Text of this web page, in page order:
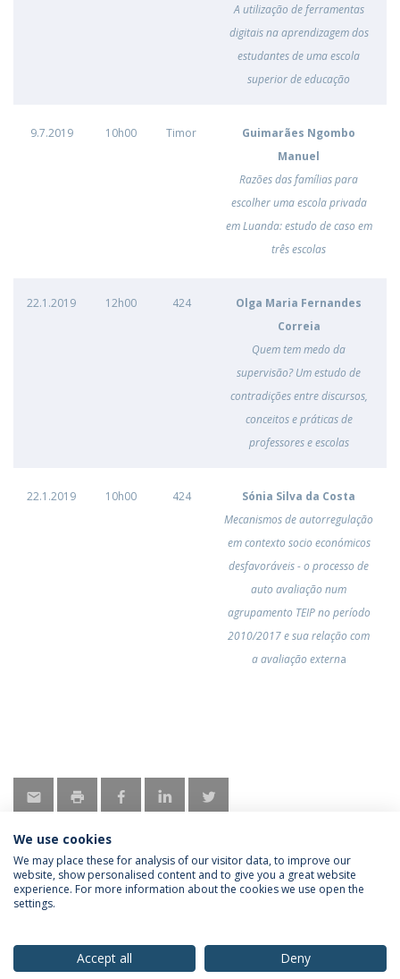
A utilização de ferramentas
digitais na aprendizagem dos
estudantes de uma escola
superior de educação
9.7.2019 10h00 Timor
Guimarães Ngombo
Manuel
Razões das famílias para
escolher uma escola privada
em Luanda: estudo de caso em
três escolas
22.1.2019 12h00 424
Olga Maria Fernandes
Correia
Quem tem medo da
supervisão? Um estudo de
contradições entre discursos,
conceitos e práticas de
professores e escolas
22.1.2019 10h00 424
Sónia Silva da Costa
Mecanismos de autorregulação
em contexto socio económicos
desfavoráveis - o processo de
auto avaliação num
agrupamento TEIP no período
2010/2017 e sua relação com
a avaliação externa
Política de Privacidade
Termos & Condições
We use cookies
We may place these for analysis of our visitor data, to improve our
website, show personalised content and to give you a great website
experience. For more information about the cookies we use open the
settings.
Accept all Deny